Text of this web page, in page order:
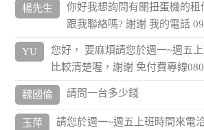
楊先生
你好我想詢問有關扭蛋機的
跟我聯絡嗎? 謝謝 我的電話
YU
您好， 要麻煩請您於週一~週五
比較清楚喔，謝謝 免付費專線
魏國倫 請問一台多少錢
玉萍
請您於週一~週五上班時間來電